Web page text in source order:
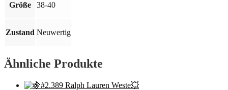
🍇Größe 38-40
Zustand Neuwertig
Ähnliche Produkte